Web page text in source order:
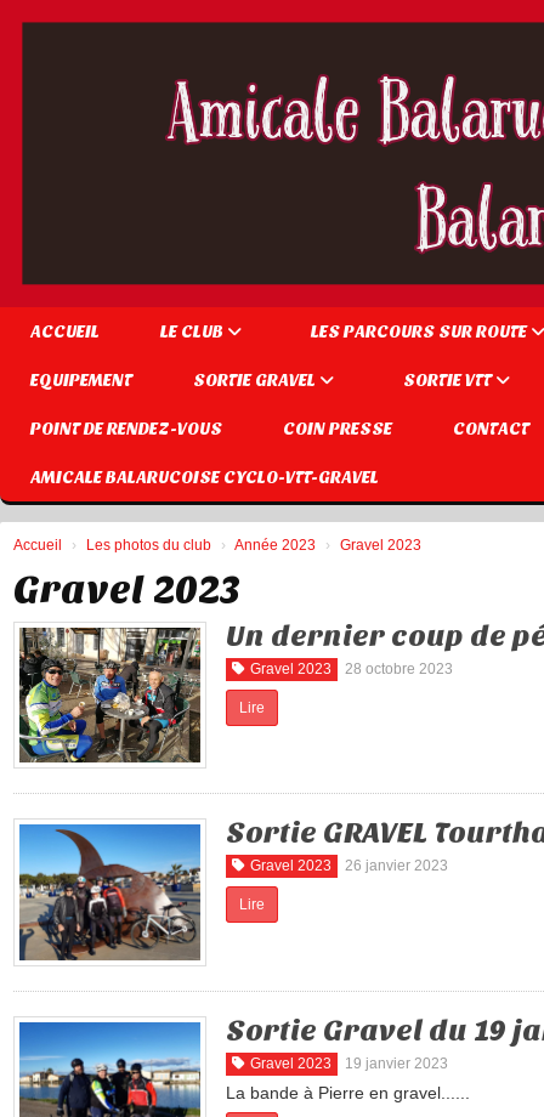
ACCUEIL LE CLUB LES PARCOURS SUR ROUTE
EQUIPEMENT SORTIE GRAVEL SORTIE VTT
POINT DE RENDEZ-VOUS COIN PRESSE CONTACT
AMICALE BALARUCOISE CYCLO-VTT-GRAVEL
Accueil Les photos du club Année 2023 Gravel 2023
Gravel 2023
Un dernier coup de
Gravel 2023 28 octobre 2023
Lire
Sortie GRAVEL
Gravel 2023 26 janvier 2023
Lire
Sortie Gravel du 19
Gravel 2023 19 janvier 2023
La bande à Pierre en gravel......